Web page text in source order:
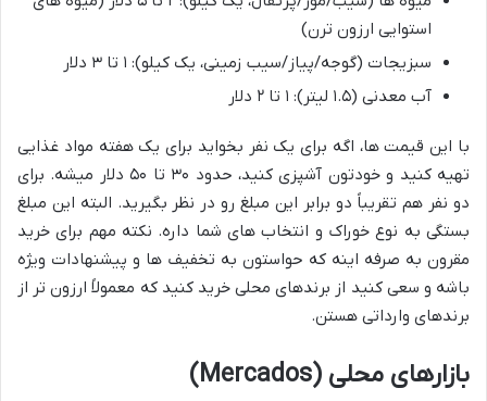
استوایی ارزون ترن)
سبزیجات (گوجه/پیاز/سیب زمینی، یک کیلو): ۱ تا ۳ دلار
آب معدنی (۱.۵ لیتر): ۱ تا ۲ دلار
با این قیمت ها، اگه برای یک نفر بخواید برای یک هفته مواد غذایی
تهیه کنید و خودتون آشپزی کنید، حدود ۳۰ تا ۵۰ دلار میشه. برای
دو نفر هم تقریباً دو برابر این مبلغ رو در نظر بگیرید. البته این مبلغ
بستگی به نوع خوراک و انتخاب های شما داره. نکته مهم برای خرید
مقرون به صرفه اینه که حواستون به تخفیف ها و پیشنهادات ویژه
باشه و سعی کنید از برندهای محلی خرید کنید که معمولاً ارزون تر از
برندهای وارداتی هستن.
بازارهای محلی (Mercados)